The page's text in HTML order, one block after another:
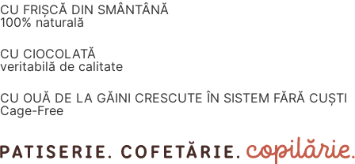
CU FRIȘCĂ DIN SMÂNTÂNĂ
100% naturală
CU CIOCOLATĂ
veritabilă de calitate
CU OUĂ DE LA GĂINI CRESCUTE ÎN SISTEM FĂRĂ CUȘTI
Cage-Free